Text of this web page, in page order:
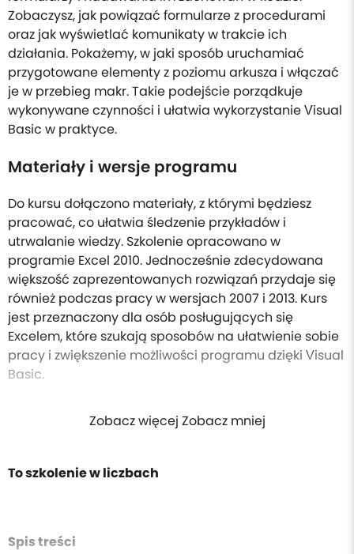
Zobaczysz, jak powiązać formularze z procedurami
oraz jak wyświetlać komunikaty w trakcie ich
działania. Pokażemy, w jaki sposób uruchamiać
przygotowane elementy z poziomu arkusza i włączać
je w przebieg makr. Takie podejście porządkuje
wykonywane czynności i ułatwia wykorzystanie Visual
Basic w praktyce.
Materiały i wersje programu
Do kursu dołączono materiały, z którymi będziesz
pracować, co ułatwia śledzenie przykładów i
utrwalanie wiedzy. Szkolenie opracowano w
programie Excel 2010. Jednocześnie zdecydowana
większość zaprezentowanych rozwiązań przydaje się
również podczas pracy w wersjach 2007 i 2013. Kurs
jest przeznaczony dla osób posługujących się
Excelem, które szukają sposobów na ułatwienie sobie
pracy i zwiększenie możliwości programu dzięki Visual
Basic.
Zobacz więcej Zobacz mniej
To szkolenie w liczbach
Spis treści